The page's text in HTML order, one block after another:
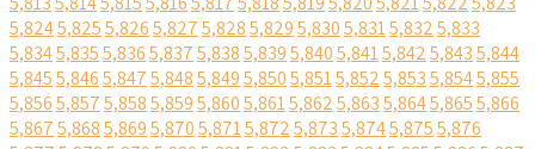
5,8245,8255,8265,8275,8285,8295,8305,8315,8325,833
5,8345,8355,8365,8375,8385,8395,8405,8415,8425,8435,844
5,8455,8465,8475,8485,8495,8505,8515,8525,8535,8545,855
5,8565,8575,8585,8595,8605,8615,8625,8635,8645,8655,866
5,8675,8685,8695,8705,8715,8725,8735,8745,8755,876